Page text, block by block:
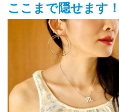
ここまで隠せます！